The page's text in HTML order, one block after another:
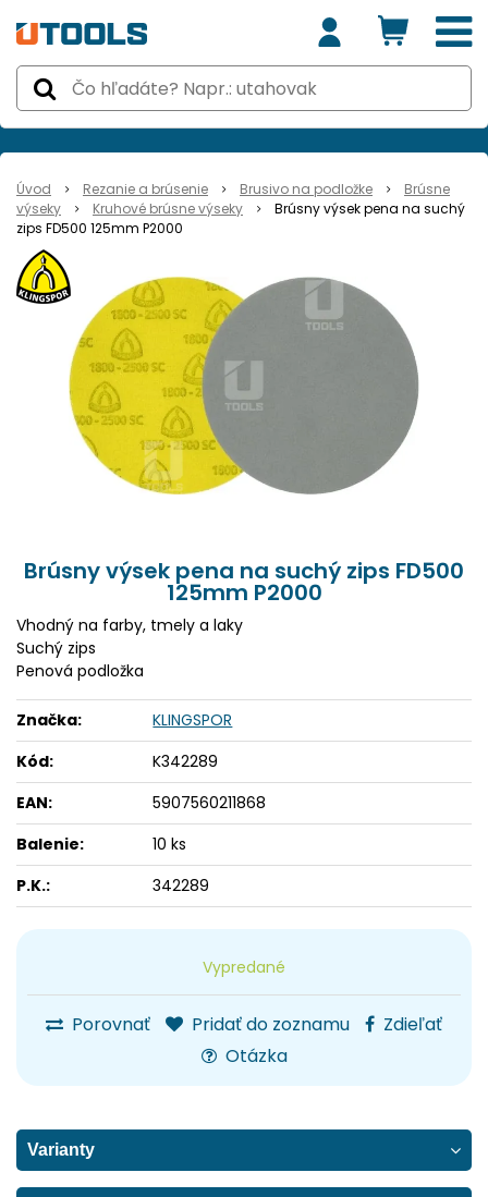
Úvod Rezanie a brúsenie Brusivo na podložke
Brúsne
výseky
Kruhové brúsne výseky
Brúsny výsek pena na suchý
zips FD500 125mm P2000
Vypredané
Porovnať Pridať do zoznamu
Zdieľať
Otázka
Brúsny výsek pena na suchý zips FD500
125mm P2000
Vhodný na farby, tmely a laky
Suchý zips
Penová podložka
Značka:
KLINGSPOR
Kód:
K342289
EAN:
5907560211868
Balenie:
10 ks
P.K.:
342289
Varianty